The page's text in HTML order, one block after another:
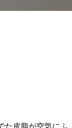
た皮脂が空気にふ